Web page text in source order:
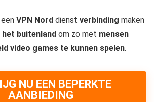
VPN Nord dienst verbinding maken
het buitenland om zo met mensen
video games te kunnen spelen.
NU EEN BEPERKTE
AANBIEDING